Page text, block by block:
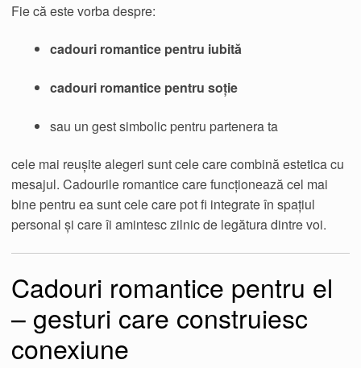
Fie că este vorba despre:
cadouri romantice pentru iubită
cadouri romantice pentru soție
sau un gest simbolic pentru partenera ta
cele mai reușite alegeri sunt cele care combină estetica cu
mesajul. Cadourile romantice care funcționează cel mai
bine pentru ea sunt cele care pot fi integrate în spațiul
personal și care îi amintesc zilnic de legătura dintre voi.
Cadouri romantice pentru el
– gesturi care construiesc
conexiune